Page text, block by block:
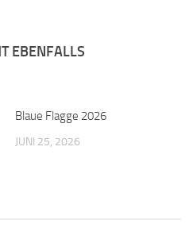
EBENFALLS
Blaue Flagge 2026
JUNI 25, 2026